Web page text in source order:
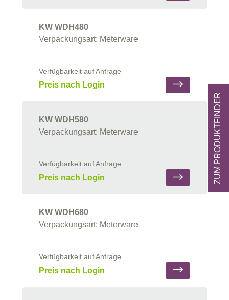
KW WDH480
Verpackungsart: Meterware
Verfügbarkeit auf Anfrage
Preis nach Login
KW WDH580
Verpackungsart: Meterware
Verfügbarkeit auf Anfrage
Preis nach Login
KW WDH680
Verpackungsart: Meterware
Verfügbarkeit auf Anfrage
Preis nach Login
ZUM PRODUKTFINDER